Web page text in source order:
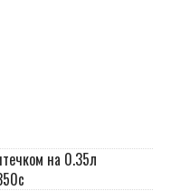
на 0.35л